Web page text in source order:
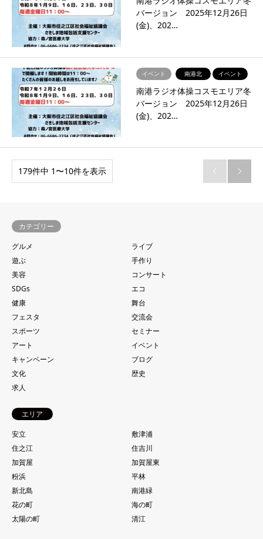
バージョン 2025年12月26日
(金)、202…
イベント 南港北 イベント
南港ラジオ体操コスモエリア冬
バージョン 2025年12月26日
(金)、202…
179件中 1〜10件を表示  
カテゴリー
グルメ
ライブ
遊ぶ
手作り
美容
コンサート
SDGs
エコ
健康
舞台
フェスタ
交流会
スポーツ
セミナー
アート
イベント
キャンペーン
ブログ
文化
歴史
求人
エリア
安立
敷津浦
住之江
住吉川
加賀屋
加賀屋東
粉浜
平林
新北島
南港緑
花の町
海の町
太陽の町
清江